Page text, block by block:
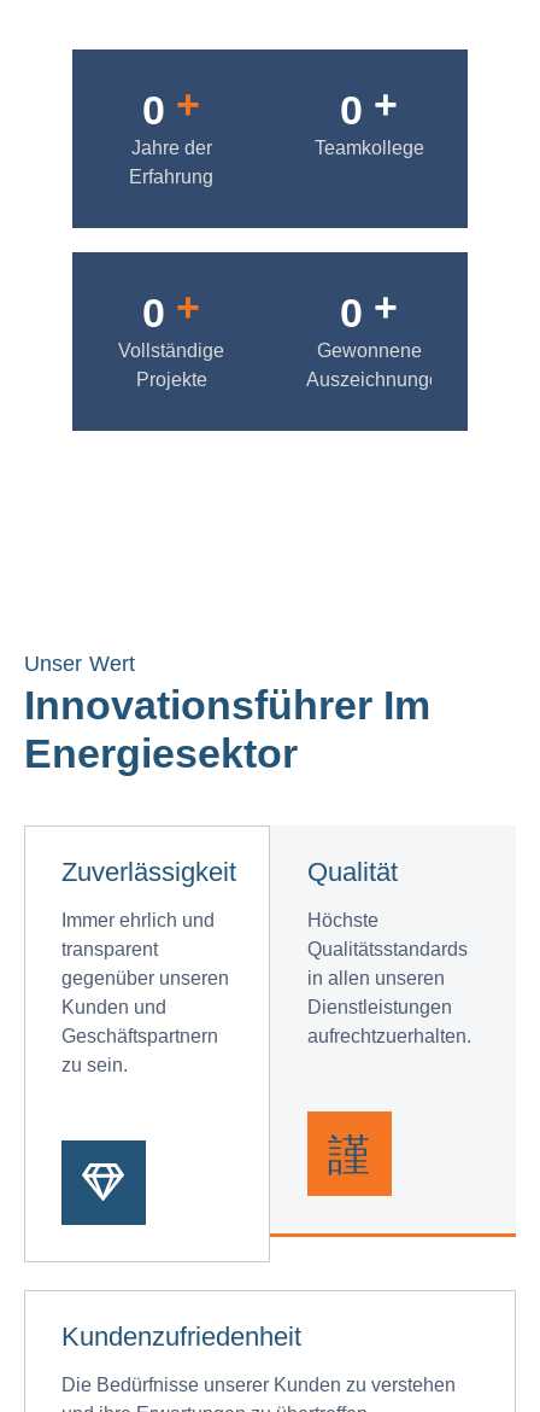
0 +
Jahre der
Erfahrung
0 +
Teamkollege
0 +
Vollständige
Projekte
0 +
Gewonnene
Auszeichnungen
Unser Wert
Innovationsführer Im
Energiesektor
Zuverlässigkeit
Immer ehrlich und
transparent
gegenüber unseren
Kunden und
Geschäftspartnern
zu sein.
Qualität
Höchste
Qualitätsstandards
in allen unseren
Dienstleistungen
aufrechtzuerhalten.
Kundenzufriedenheit
Die Bedürfnisse unserer Kunden zu verstehen